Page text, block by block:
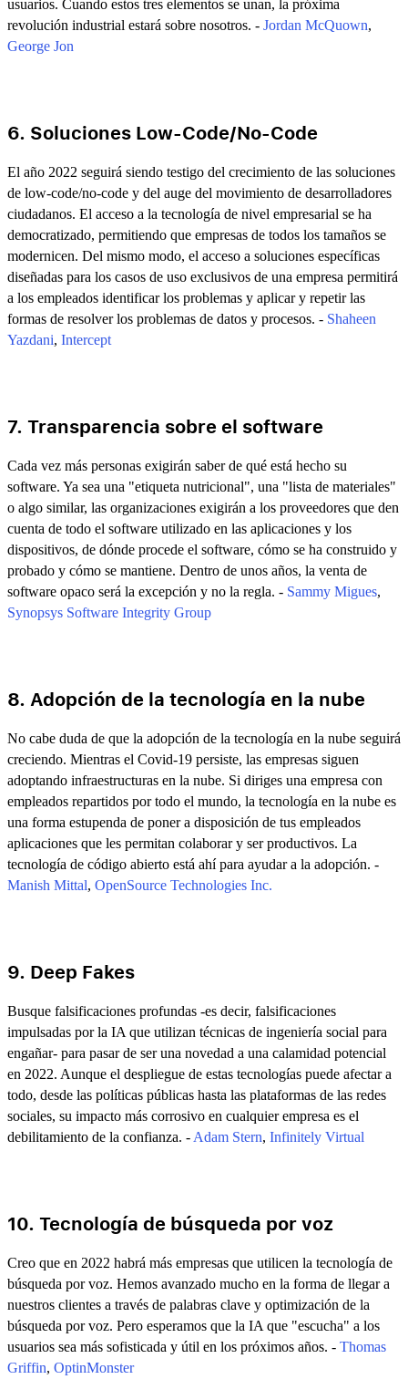
usuarios. Cuando estos tres elementos se unan, la próxima
revolución industrial estará sobre nosotros. - Jordan McQuown,
George Jon
6. Soluciones Low-Code/No-Code
El año 2022 seguirá siendo testigo del crecimiento de las soluciones
de low-code/no-code y del auge del movimiento de desarrolladores
ciudadanos. El acceso a la tecnología de nivel empresarial se ha
democratizado, permitiendo que empresas de todos los tamaños se
modernicen. Del mismo modo, el acceso a soluciones específicas
diseñadas para los casos de uso exclusivos de una empresa permitirá
a los empleados identificar los problemas y aplicar y repetir las
formas de resolver los problemas de datos y procesos. - Shaheen
Yazdani, Intercept
7. Transparencia sobre el software
Cada vez más personas exigirán saber de qué está hecho su
software. Ya sea una "etiqueta nutricional", una "lista de materiales"
o algo similar, las organizaciones exigirán a los proveedores que den
cuenta de todo el software utilizado en las aplicaciones y los
dispositivos, de dónde procede el software, cómo se ha construido y
probado y cómo se mantiene. Dentro de unos años, la venta de
software opaco será la excepción y no la regla. - Sammy Migues,
Synopsys Software Integrity Group
8. Adopción de la tecnología en la nube
No cabe duda de que la adopción de la tecnología en la nube seguirá
creciendo. Mientras el Covid-19 persiste, las empresas siguen
adoptando infraestructuras en la nube. Si diriges una empresa con
empleados repartidos por todo el mundo, la tecnología en la nube es
una forma estupenda de poner a disposición de tus empleados
aplicaciones que les permitan colaborar y ser productivos. La
tecnología de código abierto está ahí para ayudar a la adopción. -
Manish Mittal, OpenSource Technologies Inc.
9. Deep Fakes
Busque falsificaciones profundas -es decir, falsificaciones
impulsadas por la IA que utilizan técnicas de ingeniería social para
engañar- para pasar de ser una novedad a una calamidad potencial
en 2022. Aunque el despliegue de estas tecnologías puede afectar a
todo, desde las políticas públicas hasta las plataformas de las redes
sociales, su impacto más corrosivo en cualquier empresa es el
debilitamiento de la confianza. -Adam Stern, Infinitely Virtual
10. Tecnología de búsqueda por voz
Creo que en 2022 habrá más empresas que utilicen la tecnología de
búsqueda por voz. Hemos avanzado mucho en la forma de llegar a
nuestros clientes a través de palabras clave y optimización de la
búsqueda por voz. Pero esperamos que la IA que "escucha" a los
usuarios sea más sofisticada y útil en los próximos años. - Thomas
Griffin, OptinMonster